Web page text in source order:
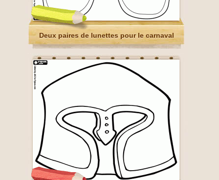
Deux paires de lunettes pour le carnaval